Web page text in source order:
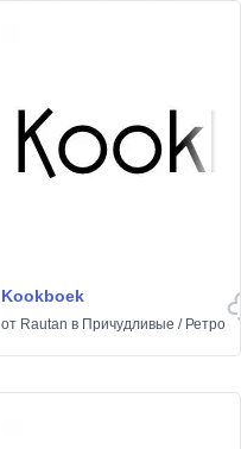
Kookboek
от Rautan в Причудливые / Ретро